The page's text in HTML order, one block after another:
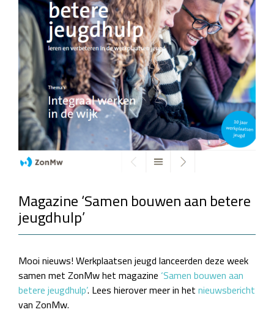
Magazine ‘Samen bouwen aan betere
jeugdhulp’
Mooi nieuws! Werkplaatsen jeugd lanceerden deze week
samen met ZonMw het magazine ‘Samen bouwen aan
betere jeugdhulp’. Lees hierover meer in hetnieuwsbericht
van ZonMw.